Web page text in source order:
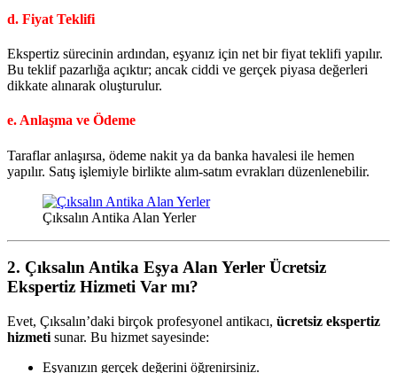
d. Fiyat Teklifi
Ekspertiz sürecinin ardından, eşyanız için net bir fiyat teklifi yapılır.
Bu teklif pazarlığa açıktır; ancak ciddi ve gerçek piyasa değerleri
dikkate alınarak oluşturulur.
e. Anlaşma ve Ödeme
Taraflar anlaşırsa, ödeme nakit ya da banka havalesi ile hemen
yapılır. Satış işlemiyle birlikte alım-satım evrakları düzenlenebilir.
Çıksalın Antika Alan Yerler
2. Çıksalın Antika Eşya Alan Yerler Ücretsiz
Ekspertiz Hizmeti Var mı?
Evet, Çıksalın’daki birçok profesyonel antikacı, ücretsiz ekspertiz
hizmeti sunar. Bu hizmet sayesinde:
Eşyanızın gerçek değerini öğrenirsiniz.